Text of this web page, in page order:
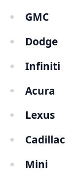
GMC
Dodge
Infiniti
Acura
Lexus
Cadillac
Mini